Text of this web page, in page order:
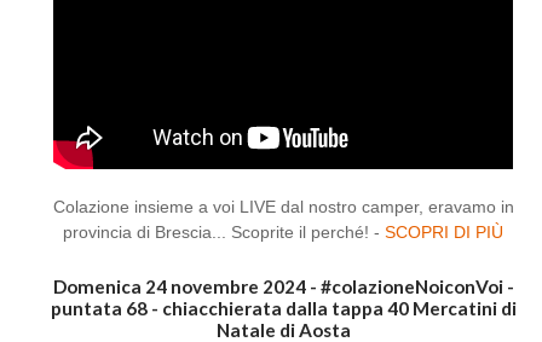
Colazione insieme a voi LIVE dal nostro camper, eravamo in
provincia di Brescia... Scoprite il perché! - SCOPRI DI PIÙ
Domenica 24 novembre 2024 - #colazioneNoiconVoi -
puntata 68 - chiacchierata dalla tappa 40 Mercatini di
Natale di Aosta